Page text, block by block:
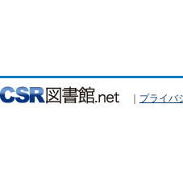
｜ プライバ